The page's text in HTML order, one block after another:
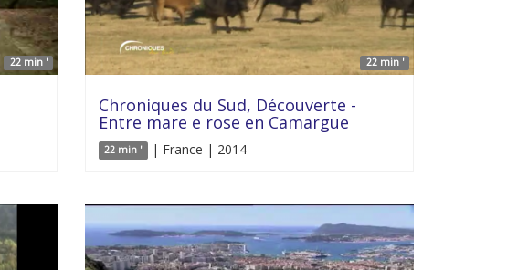
22 min ' 22 min '
Chroniques du Sud, Découverte -
Entre mare e rose en Camargue
22 min ' | France | 2014